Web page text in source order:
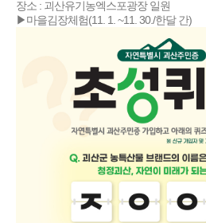
장소 : 괴산유기농엑스포광장 일원​
▶마을김장체험(11. 1. ~11. 30./한달 간)